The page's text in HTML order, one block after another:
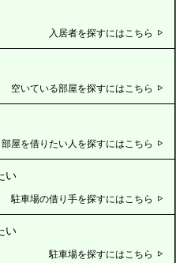
入居者を探すにはこちら
空いている部屋を探すにはこちら
部屋を借りたい人を探すにはこちら
い
駐車場の借り手を探すにはこちら
い
駐車場を探すにはこちら